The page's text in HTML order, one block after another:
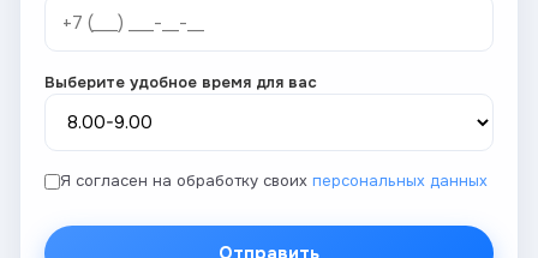
Выберите удобное время для вас
Я согласен на обработку своих персональных данных
Отправить